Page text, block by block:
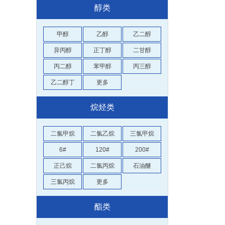
醇类
甲醇 乙醇 乙二醇
异丙醇 正丁醇 二甘醇
丙二醇 苯甲醇 丙三醇
乙二醇丁 更多
烷烃类
二氯甲烷 二氯乙烷 三氯甲烷
6# 120# 200#
正己烷 二氯丙烷 石油醚
三氯丙烷 更多
酯类